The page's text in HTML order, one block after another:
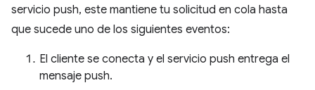
servicio push, este mantiene tu solicitud en cola hasta
que sucede uno de los siguientes eventos:
El cliente se conecta y el servicio push entrega el
mensaje push.